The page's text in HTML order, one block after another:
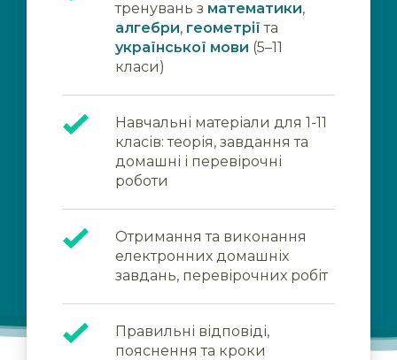
тренувань з математики,
алгебри, геометрії та
української мови (5–11
класи)
Навчальні матеріали для 1-11
класів: теорія, завдання та
домашні і перевірочні
роботи
Отримання та виконання
електронних домашніх
завдань, перевірочних робіт
Правильні відповіді,
пояснення та кроки